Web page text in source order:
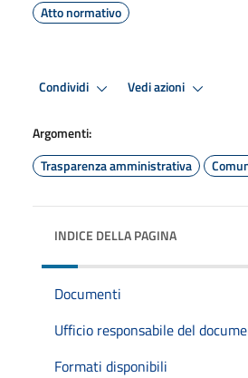
Atto normativo
Condividi Vedi azioni
Argomenti:
Trasparenza amministrativa
INDICE DELLA PAGINA
Documenti
Ufficio responsabile del
Formati disponibili